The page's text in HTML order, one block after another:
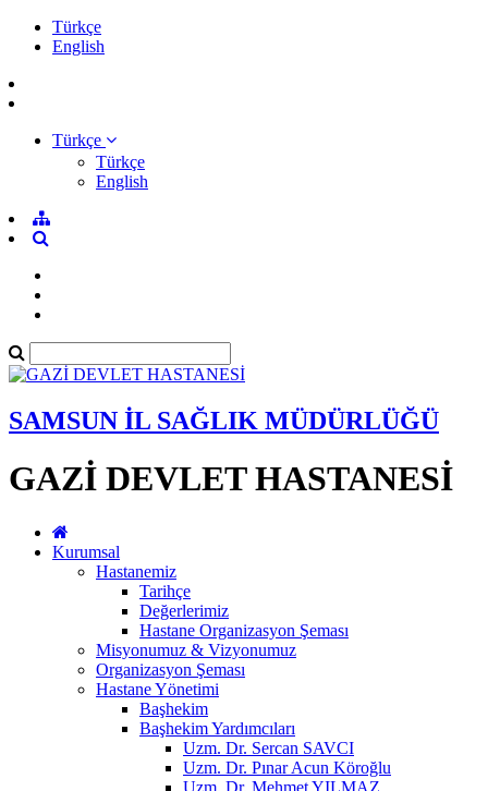
Türkçe
English
Türkçe
Türkçe
English
SAMSUN İL SAĞLIK MÜDÜRLÜĞÜ
GAZİ DEVLET HASTANESİ
Kurumsal
Hastanemiz
Tarihçe
Değerlerimiz
Hastane Organizasyon Şeması
Misyonumuz & Vizyonumuz
Organizasyon Şeması
Hastane Yönetimi
Başhekim
Başhekim Yardımcıları
Uzm. Dr. Sercan SAVCI
Uzm. Dr. Pınar Acun Köroğlu
Uzm. Dr. Mehmet YILMAZ